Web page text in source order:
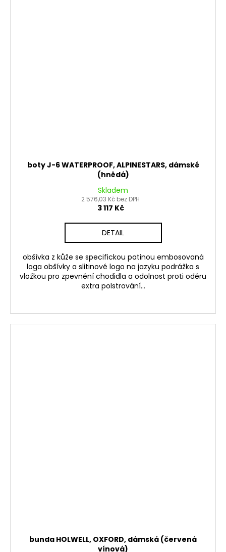
boty J-6 WATERPROOF, ALPINESTARS, dámské
(hnědá)
Skladem
2 576,03 Kč bez DPH
3 117 Kč
DETAIL
obšívka z kůže se specifickou patinou embosovaná
loga obšívky a slitinové logo na jazyku podrážka s
vložkou pro zpevnění chodidla a odolnost proti oděru
extra polstrování...
bunda HOLWELL, OXFORD, dámská (červená
vínová)